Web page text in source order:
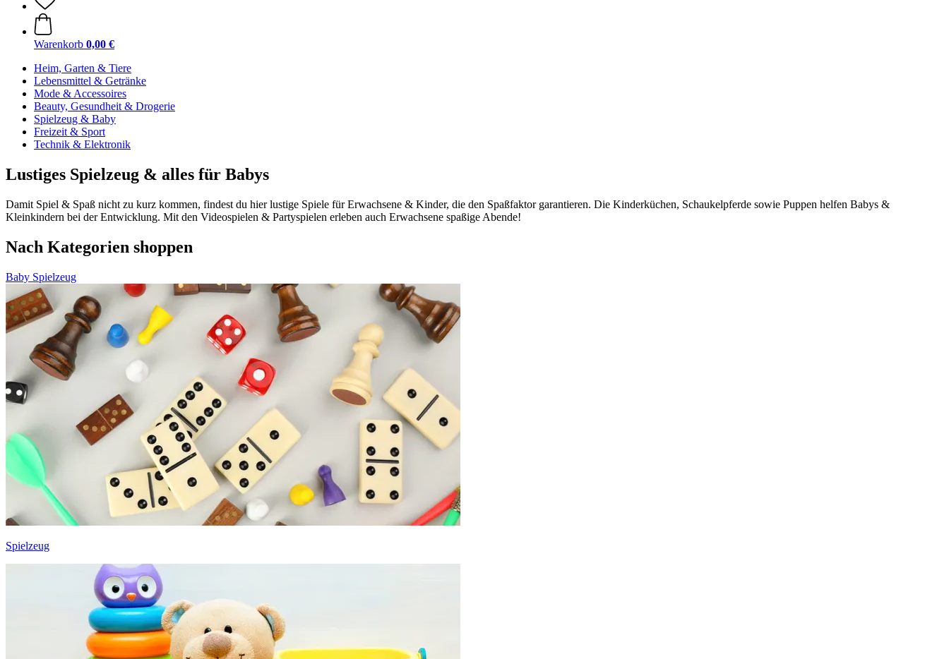
Warenkorb 0,00 €
Heim, Garten & Tiere
Lebensmittel & Getränke
Mode & Accessoires
Beauty, Gesundheit & Drogerie
Spielzeug & Baby
Freizeit & Sport
Technik & Elektronik
Lustiges Spielzeug & alles für Babys
Damit Spiel & Spaß nicht zu kurz kommen, findest du hier lustige Spiele für Erwachsene & Kinder, die den Spaßfaktor garantieren. Die Kinderküchen, Schaukelpferde sowie Puppen helfen Babys &
Kleinkindern bei der Entwicklung. Mit den Videospielen & Partyspielen erleben auch Erwachsene spaßige Abende!
Nach Kategorien shoppen
Baby Spielzeug
Spielzeug